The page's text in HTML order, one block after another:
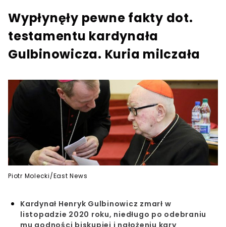
Wypłynęły pewne fakty dot.
testamentu kardynała
Gulbinowicza. Kuria milczała
Piotr Molecki/East News
Kardynał Henryk Gulbinowicz zmarł w
listopadzie 2020 roku, niedługo po odebraniu